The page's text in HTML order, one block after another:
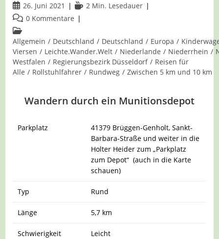
Beitrag
veröffentlicht:
26. Juni 2021 Lesedauer:
2 Min. Lesedauer
Beitrags-
Kommentare:
0 Kommentare
Beitrags-
Kategorie:
Allgemein / Deutschland / Deutschland / Europa /
Viersen / Leichte.Wander.Welt / Niederlande / Niederrhein /
Westfalen / Regierungsbezirk Düsseldorf / Reisen für
Alle / Rollstuhlfahrer / Rundweg / Zwischen 5 km und 10 km
Wandern durch ein Munitionsdepot
Parkplatz
41379 Brüggen-Genholt, Sankt-
Barbara-Straße und weiter in die
Holter Heider zum „Parkplatz
zum Depot“ (auch in die Karte
schauen)
Typ Rund
Länge 5,7 km
Schwierigkeit Leicht